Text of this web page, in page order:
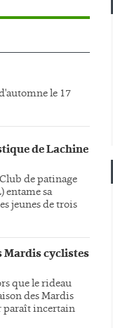
le 17
de Lachine
de patinage
entame sa
jeunes de trois
cyclistes
que le rideau
des Mardis
paraît incertain